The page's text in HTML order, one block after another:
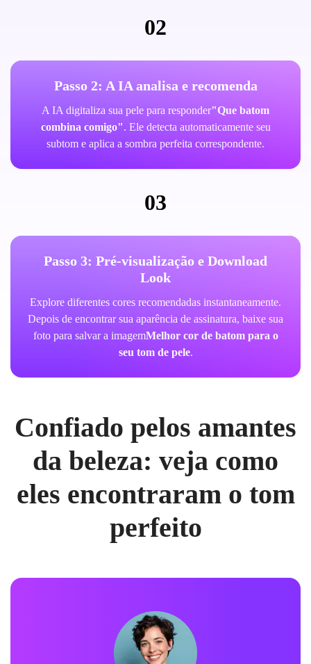
02
Passo 2: A IA analisa e recomenda
A IA digitaliza sua pele para responder"Que batom
combina comigo". Ele detecta automaticamente seu
subtom e aplica a sombra perfeita correspondente.
03
Passo 3: Pré-visualização e Download
Look
Explore diferentes cores recomendadas instantaneamente.
Depois de encontrar sua aparência de assinatura, baixe sua
foto para salvar a imagemMelhor cor de batom para o
seu tom de pele.
Confiado pelos amantes
da beleza: veja como
eles encontraram o tom
perfeito